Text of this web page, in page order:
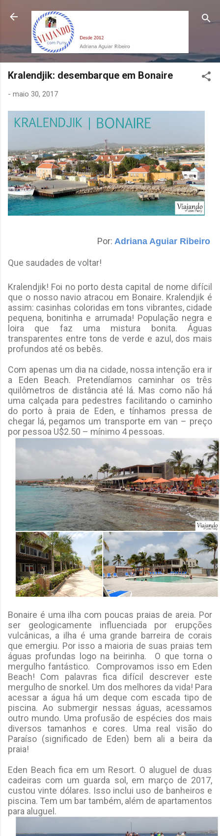
Pular para o conteúdo principal
Kralendjik: desembarque em Bonaire
- maio 30, 2017
Por: Adriana Aguiar Ribeiro
Que saudades de voltar!
Kralendjik! Foi no porto desta capital de nome difícil
que o nosso navio atracou em Bonaire. Kralendjik é
assim: casinhas coloridas em tons vibrantes, cidade
pequena, bonitinha e arrumada! População negra e
loira que faz uma mistura bonita. Águas
transparentes entre tons de verde e azul, dos mais
profundos até os bebês.
Com apenas um dia na cidade, nossa intenção era ir
a Eden Beach. Pretendíamos caminhar os três
quilômetros de distância até lá. Mas como não há
uma calçada para pedestres facilitando o caminho
do porto à praia de Eden, e tínhamos pressa de
chegar lá, pegamos um transporte em van – preço
por pessoa U$2.50 – mínimo 4 pessoas.
Bonaire é uma ilha com poucas praias de areia. Por
ser geologicamente influenciada por erupções
vulcânicas, a ilha é uma grande barreira de corais
que emergiu. Por isso a maioria de suas praias tem
águas profundas logo na beirinha. O que torna o
mergulho fantástico. Comprovamos isso em Eden
Beach! Com palavras fica difícil descrever este
mergulho de snorkel. Um dos melhores da vida! Para
acessar a água há um deque com escada tipo de
piscina. Ao submergir nessas águas, acessamos
outro mundo. Uma profusão de espécies dos mais
diversos tamanhos e cores. Uma real visão do
Paraíso (significado de Eden) bem ali a beira da
praia!
Eden Beach fica em um Resort. O aluguel de duas
cadeiras com um guarda sol, em março de 2017,
custou vinte dólares. Isso inclui uso de banheiros e
piscina. Tem um bar também, além de apartamentos
para aluguel.